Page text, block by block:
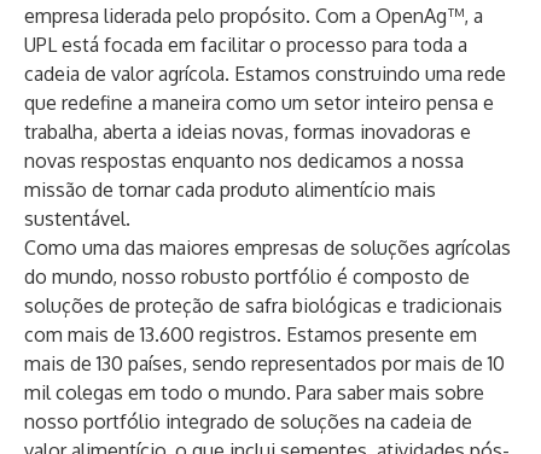
empresa liderada pelo propósito. Com a OpenAg™, a
UPL está focada em facilitar o processo para toda a
cadeia de valor agrícola. Estamos construindo uma rede
que redefine a maneira como um setor inteiro pensa e
trabalha, aberta a ideias novas, formas inovadoras e
novas respostas enquanto nos dedicamos a nossa
missão de tornar cada produto alimentício mais
sustentável.
Como uma das maiores empresas de soluções agrícolas
do mundo, nosso robusto portfólio é composto de
soluções de proteção de safra biológicas e tradicionais
com mais de 13.600 registros. Estamos presente em
mais de 130 países, sendo representados por mais de 10
mil colegas em todo o mundo. Para saber mais sobre
nosso portfólio integrado de soluções na cadeia de